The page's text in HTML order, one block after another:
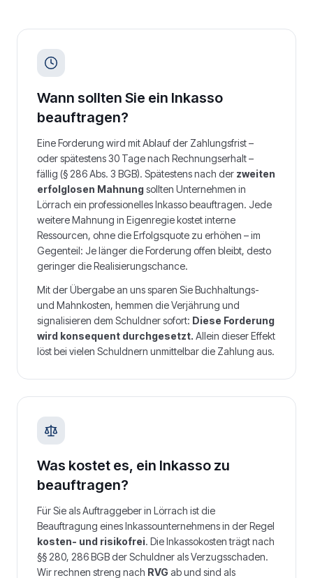
Wann sollten Sie ein Inkasso
beauftragen?
Eine Forderung wird mit Ablauf der Zahlungsfrist –
oder spätestens 30 Tage nach Rechnungserhalt –
fällig (§ 286 Abs. 3 BGB). Spätestens nach der zweiten
erfolglosen Mahnungsollten Unternehmen in
Lörrach ein professionelles Inkasso beauftragen. Jede
weitere Mahnung in Eigenregie kostet interne
Ressourcen, ohne die Erfolgsquote zu erhöhen – im
Gegenteil: Je länger die Forderung offen bleibt, desto
geringer die Realisierungschance.
Mit der Übergabe an uns sparen Sie Buchhaltungs-
und Mahnkosten, hemmen die Verjährung und
signalisieren dem Schuldner sofort: Diese Forderung
wird konsequent durchgesetzt. Allein dieser Effekt
löst bei vielen Schuldnern unmittelbar die Zahlung aus.
Was kostet es, ein Inkasso zu
beauftragen?
Für Sie als Auftraggeber in Lörrach ist die
Beauftragung eines Inkassounternehmens in der Regel
kosten- und risikofrei. Die Inkassokosten trägt nach
§§ 280, 286 BGB der Schuldner als Verzugsschaden.
Wir rechnen streng nach RVGab und sind als